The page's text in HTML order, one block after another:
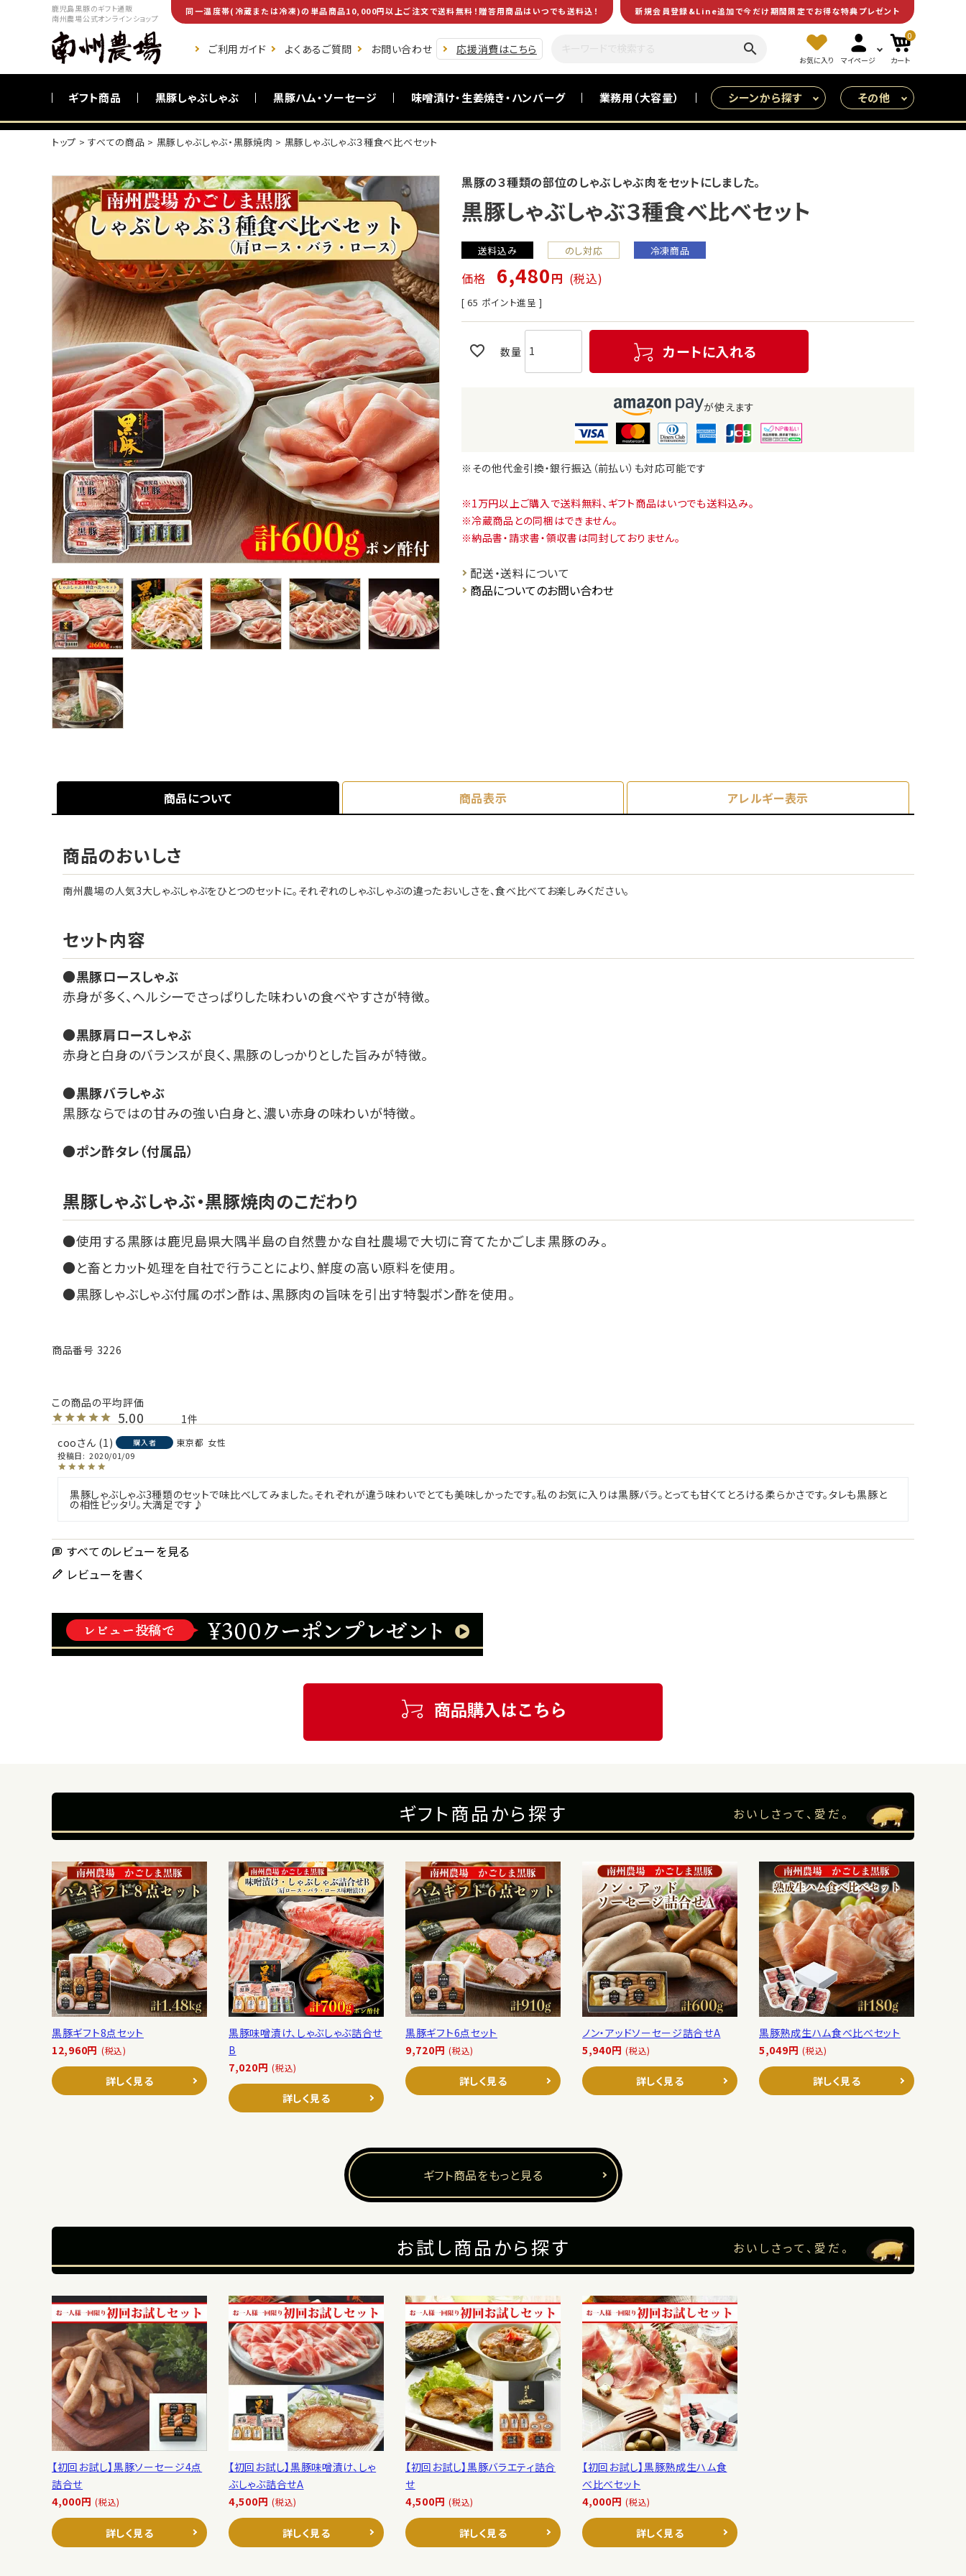
鹿児島黒豚のギフト通販
南州農場公式オンラインショップ
同一温度帯(冷蔵または冷凍)の単品商品10,000円以上ご注文で送料無料！贈答用商品はいつでも送料込！ 新規会員登録&Line追加で今だけ期間限定でお得な特典プレゼント
ご利用ガイド よくあるご質問 お問い合わせ 応援消費はこちら search
お気に入り マイページ
0
カート
ギフト商品 黒豚しゃぶしゃぶ 黒豚ハム・ソーセージ 味噌漬け・生姜焼き・ハンバーグ 業務用（大容量） シーンから探す その他
トップ すべての商品 黒豚しゃぶしゃぶ・黒豚焼肉 黒豚しゃぶしゃぶ３種食べ比べセット
黒豚の３種類の部位のしゃぶしゃぶ肉をセットにしました。
黒豚しゃぶしゃぶ３種食べ比べセット
送料込み のし対応 冷凍商品
価格 6,480 税込
[ 65 ポイント進呈 ]
カートに入れる
が使えます
※その他代金引換・銀行振込（前払い）も対応可能です
1万円以上ご購入で送料無料、ギフト商品はいつでも送料込み。
冷蔵商品との同梱はできません。
納品書・請求書・領収書は同封しておりません。
配送・送料について
商品についてのお問い合わせ
商品について 商品表示 アレルギー表示
商品のおいしさ
南州農場の人気3大しゃぶしゃぶをひとつのセットに。それぞれのしゃぶしゃぶの違ったおいしさを、食べ比べてお楽しみください。
セット内容
黒豚ロースしゃぶ
赤身が多く、ヘルシーでさっぱりした味わいの食べやすさが特徴。
黒豚肩ロースしゃぶ
赤身と白身のバランスが良く、黒豚のしっかりとした旨みが特徴。
黒豚バラしゃぶ
黒豚ならではの甘みの強い白身と、濃い赤身の味わいが特徴。
ポン酢タレ（付属品）
黒豚しゃぶしゃぶ・黒豚焼肉のこだわり
使用する黒豚は鹿児島県大隅半島の自然豊かな自社農場で大切に育てたかごしま黒豚のみ。
と畜とカット処理を自社で行うことにより、鮮度の高い原料を使用。
黒豚しゃぶしゃぶ付属のポン酢は、黒豚肉の旨味を引出す特製ポン酢を使用。
商品番号 3226
5.00
1
coo
1 購入者 東京都 女性
投稿日 2020/01/09
黒豚しゃぶしゃぶ3種類のセットで味比べしてみました。それぞれが違う味わいでとても美味しかったです。私のお気に入りは黒豚バラ。とっても甘くてとろける柔らかさです。タレも黒豚と
の相性ピッタリ。大満足です♪
すべてのレビューを見る
レビューを書く
ギフト商品から探す おいしさって、愛だ。
黒豚ギフト8点セット
12,960円 (税込)
詳しく見る
黒豚味噌漬け、しゃぶしゃぶ詰合せ
B
7,020円 (税込)
詳しく見る
黒豚ギフト6点セット
9,720円 (税込)
詳しく見る
ノン・アッドソーセージ詰合せA
5,940円 (税込)
詳しく見る
黒豚熟成生ハム食べ比べセット
5,049円 (税込)
詳しく見る
ギフト商品をもっと見る
お試し商品から探す おいしさって、愛だ。
【初回お試し】黒豚ソーセージ4点
詰合せ
4,000円 (税込)
詳しく見る
【初回お試し】黒豚味噌漬け、しゃ
ぶしゃぶ詰合せA
4,500円 (税込)
詳しく見る
【初回お試し】黒豚バラエティ詰合
せ
4,500円 (税込)
詳しく見る
【初回お試し】黒豚熟成生ハム食
べ比べセット
4,000円 (税込)
詳しく見る